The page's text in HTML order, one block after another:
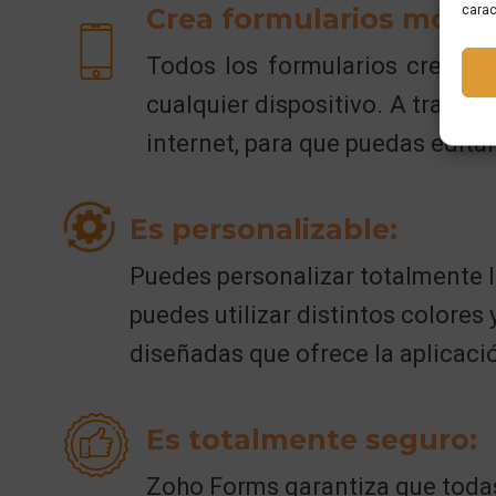
Crea formularios
Todos los formularios
cualquier dispositivo. A través
internet, para que puedas
Es personalizable:
Puedes personalizar totalmente
puedes utilizar distintos colores
diseñadas que ofrece la
Es totalmente seguro:
Zoho Forms garantiza que